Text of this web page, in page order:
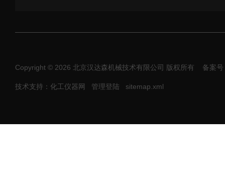
Copyright © 2026 北京汉达森机械技术有限公司 版权所有 备案
技术支持：化工仪器网 管理登陆 sitemap.xml